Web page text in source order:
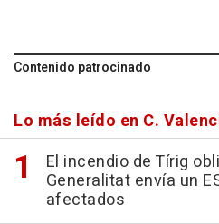
Contenido patrocinado
Lo más leído en C.
El incendio de Tírig
Generalitat envía un
afectados